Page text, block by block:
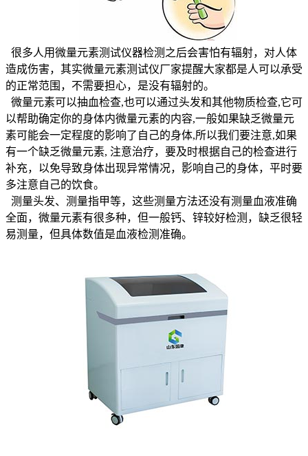
很多人用微量元素测试仪器检测之后会害怕有辐射，对人体
造成伤害，其实微量元素测试仪厂家提醒大家都是人可以承受
的正常范围，不需要担心，是没有辐射的。
微量元素可以抽血检查,也可以通过头发和其他物质检查,它可
以帮助确定你的身体内微量元素的内容,一般如果缺乏微量元
素可能会一定程度的影响了自己的身体,所以我们要注意,如果
有一个缺乏微量元素, 注意治疗，要及时根据自己的检查进行
补充，以免导致身体出现异常情况，影响自己的身体，平时要
多注意自己的饮食。
测量头发、测量指甲等，这些测量方法还没有测量血液准确
全面，微量元素有很多种，但一般钙、锌较好检测，缺乏很轻
易测量，但具体数值是血液检测准确。